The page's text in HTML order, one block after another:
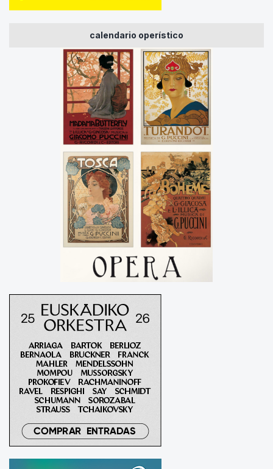
calendario operístico